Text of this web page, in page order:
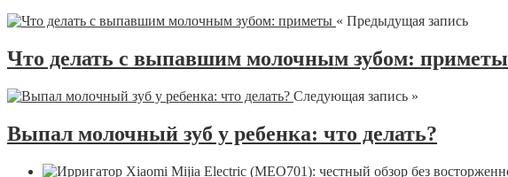
« Предыдущая запись
Что делать с выпавшим молочным зубом: приметы
Следующая запись »
Выпал молочный зуб у ребенка: что делать?